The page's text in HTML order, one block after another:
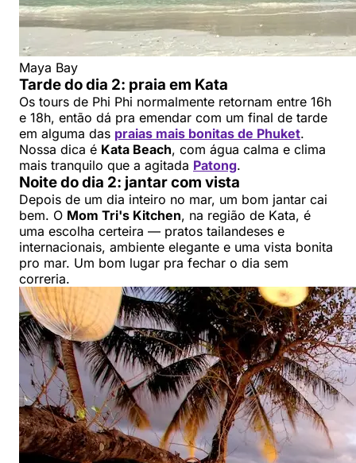
Maya Bay
Tarde do dia 2: praia em Kata
Os tours de Phi Phi normalmente retornam entre 16h
e 18h, então dá pra emendar com um final de tarde
em alguma das praias mais bonitas de Phuket.
Nossa dica é Kata Beach, com água calma e clima
mais tranquilo que a agitada Patong.
Noite do dia 2: jantar com vista
Depois de um dia inteiro no mar, um bom jantar cai
bem. O Mom Tri's Kitchen, na região de Kata, é
uma escolha certeira — pratos tailandeses e
internacionais, ambiente elegante e uma vista bonita
pro mar. Um bom lugar pra fechar o dia sem
correria.